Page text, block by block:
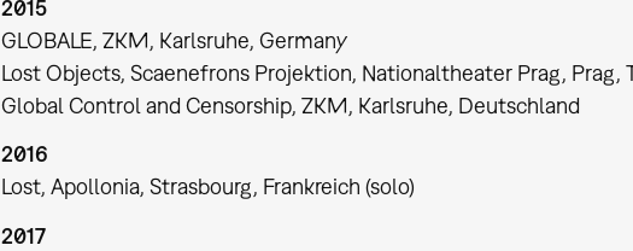
2015
GLOBALE, ZKM, Karlsruhe, Germany
Lost Objects, Scaenefrons Projektion, Nationaltheater Prag, Prag,
Global Control and Censorship, ZKM, Karlsruhe, Deutschland
2016
Lost, Apollonia, Strasbourg, Frankreich (solo)
2017